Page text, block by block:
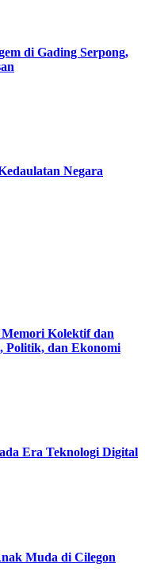
di Gading Serpong,
Negara
Kolektif dan
Politik, dan Ekonomi
Era Teknologi Digital
Muda di Cilegon